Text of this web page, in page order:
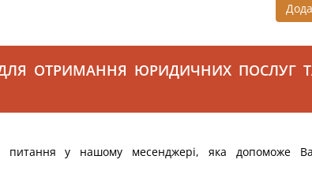
ОТРИМАННЯ ЮРИДИЧНИХ ПОСЛУГ
питання у нашому месенджері, яка допоможе